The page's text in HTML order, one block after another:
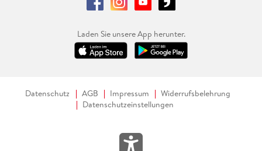
Laden Sie unsere App herunter.
Datenschutz AGB Impressum
Widerrufsbelehrung
Datenschutzeinstellungen